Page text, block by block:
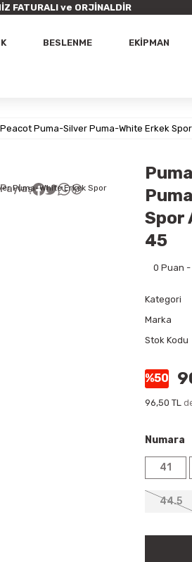
ve ORJİNALDİR
BESLENME EKİPMAN
Puma-Silver Puma-White Erkek
Spor
45
0 Puan -
Kategori
Marka
Stok Kodu
%50
96,50 TL
Numara
41
44.5